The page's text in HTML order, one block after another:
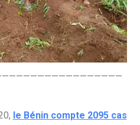
le Bénin compte 2095 cas